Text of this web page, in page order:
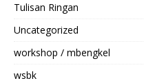
Tulisan Ringan
Uncategorized
workshop / mbengkel
wsbk